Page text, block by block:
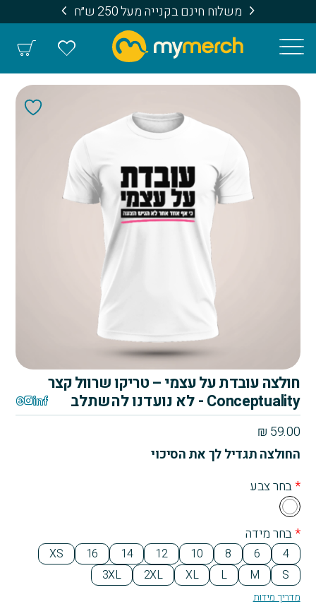
משלוח חינם בקנייה מעל 250 ש״ח
חולצה עובדת על עצמי – טריקו שרוול קצר
Conceptuality - לא נועדנו להשתלב
₪ 59.00
החולצה תגדיל לך את הסיכוי
*בחר צבע
Wh
ite
*בחר מידה
4
6
8
10
12
14
16
XS
S
M
L
XL
2XL
3XL
מדריך מידות